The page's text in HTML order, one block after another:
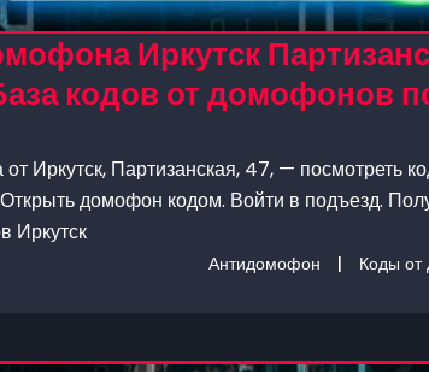
Иркутск
кодов от домофонов
Иркутск, Партизанская, 47, — посмотреть
домофон кодом. Войти в подъезд.
Иркутск
Антидомофон | Коды